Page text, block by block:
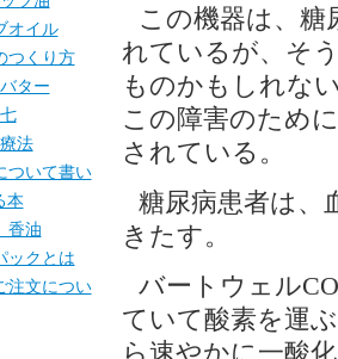
この機器は、糖
れているが、そ
ものかもしれな
この障害のため
されている。
糖尿病患者は、
きたす。
バートウェル
ていて酸素を運